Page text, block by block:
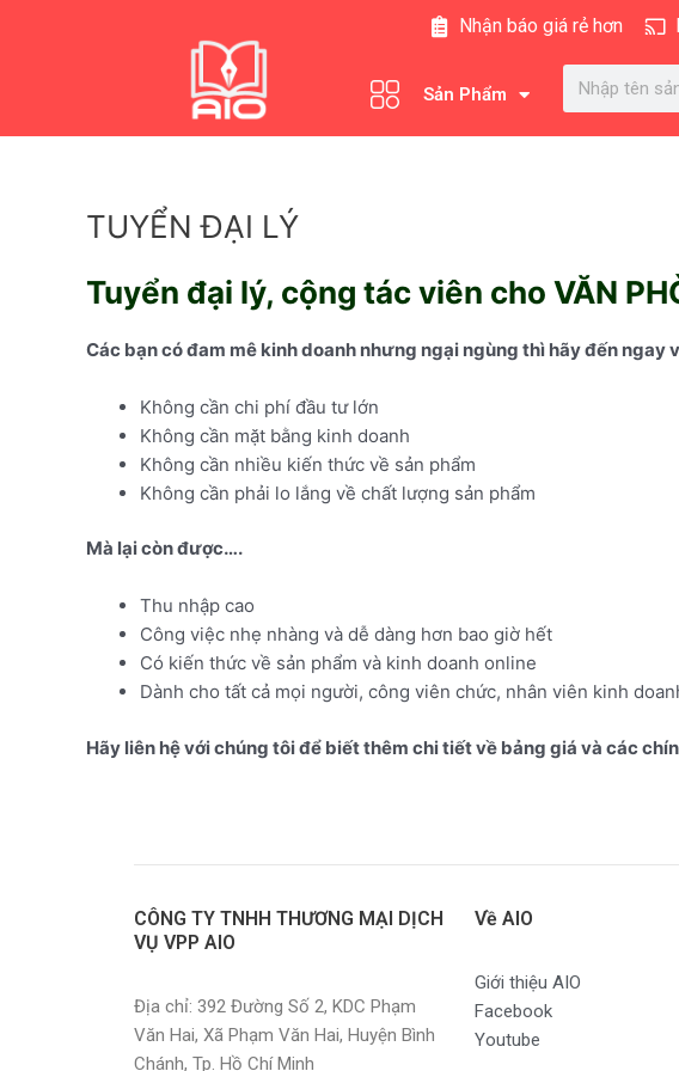
Nhận báo giá rẻ hơn
Sản Phẩm
Search
TUYỂN ĐẠI LÝ
Tuyển đại lý, cộng tác viên cho VĂN
Các bạn có đam mê kinh doanh nhưng ngại ngùng thì hãy đến ngay
Không cần chi phí đầu tư lớn
Không cần mặt bằng kinh doanh
Không cần nhiều kiến thức về sản phẩm
Không cần phải lo lắng về chất lượng sản phẩm
Mà lại còn được….
Thu nhập cao
Công việc nhẹ nhàng và dễ dàng hơn bao giờ hết
Có kiến thức về sản phẩm và kinh doanh online
Dành cho tất cả mọi người, công viên chức, nhân viên kinh
Hãy liên hệ với chúng tôi để biết thêm chi tiết về bảng giá và các
CÔNG TY TNHH THƯƠNG MẠI DỊCH
VỤ VPP AIO
Địa chỉ: 392 Đường Số 2, KDC Phạm
Văn Hai, Xã Phạm Văn Hai, Huyện Bình
Chánh, Tp. Hồ Chí Minh
Về AIO
Giới thiệu AIO
Facebook
Youtube